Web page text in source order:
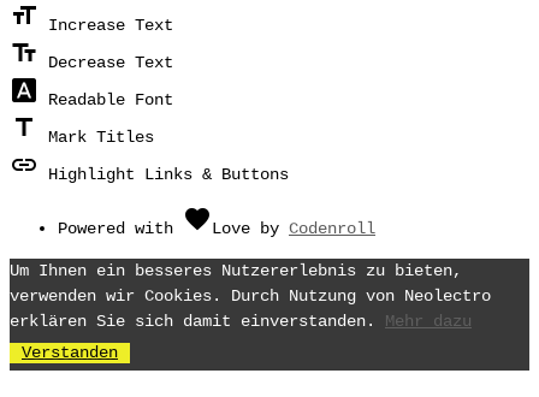
format_size Increase Text
text_fields Decrease Text
font_download Readable Font
title Mark Titles
link Highlight Links & Buttons
Powered with favoriteLove by Codenroll
Um Ihnen ein besseres Nutzererlebnis zu bieten,
verwenden wir Cookies. Durch Nutzung von Neolectro
erklären Sie sich damit einverstanden. Mehr dazu
Verstanden